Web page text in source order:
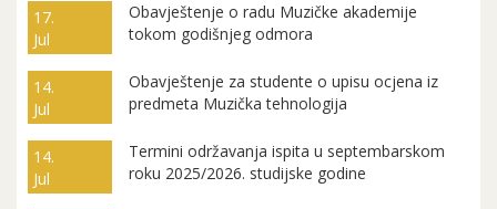
17.
Jul
Obavještenje o radu Muzičke akademije
tokom godišnjeg odmora
14.
Jul
Obavještenje za studente o upisu ocjena iz
predmeta Muzička tehnologija
14.
Jul
Termini održavanja ispita u septembarskom
roku 2025/2026. studijske godine